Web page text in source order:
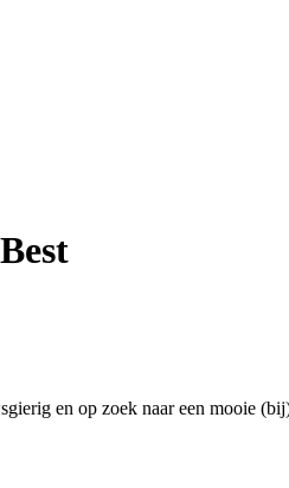
en op zoek naar een mooie